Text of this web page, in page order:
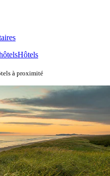
Hôtels
à proximité